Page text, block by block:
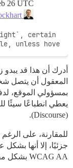
26 UTC
certain
unless hove
أدرك أن هذا قد
بمسؤولي الموقع،
يعطي انطباعًا سيئًا
(Discourse).
للمقارنة، على الرغم
WCAG AA بشكل مفرط.